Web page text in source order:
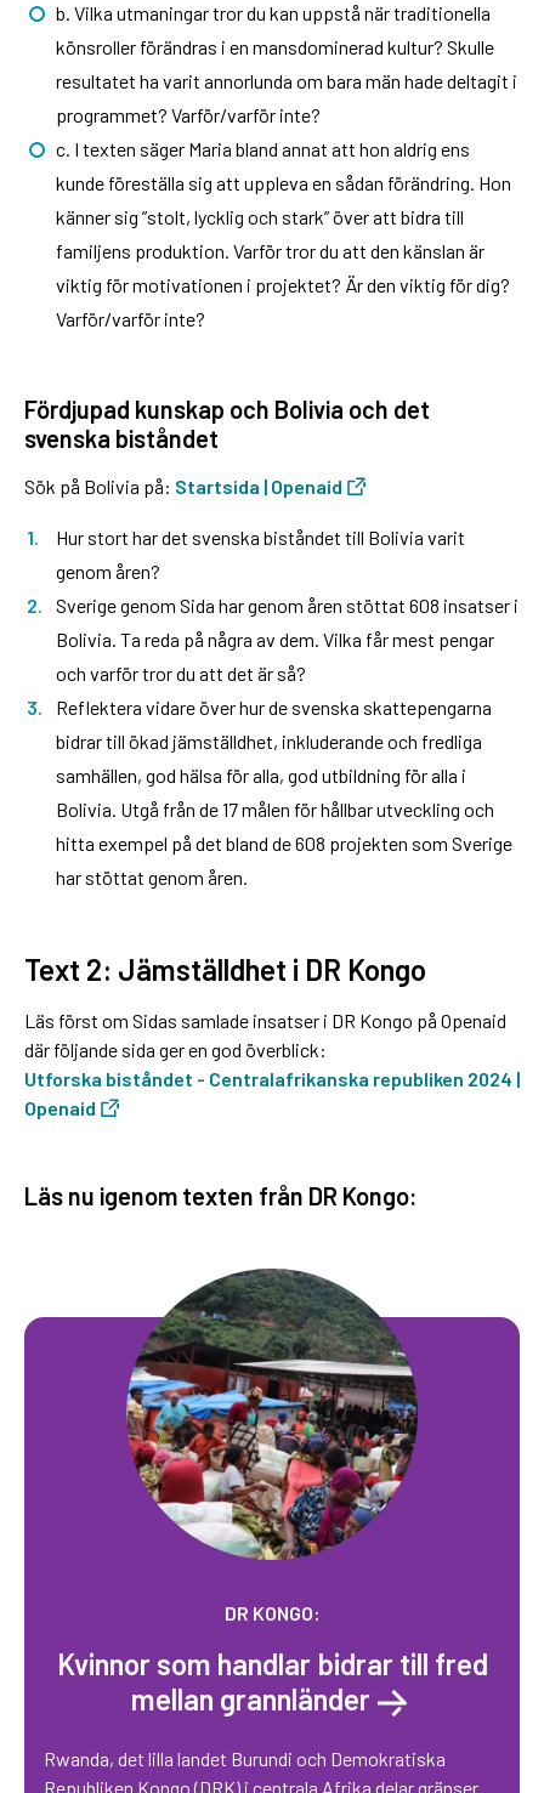
b. Vilka utmaningar tror du kan uppstå när traditionella
könsroller förändras i en mansdominerad kultur? Skulle
resultatet ha varit annorlunda om bara män hade deltagit i
programmet? Varför/varför inte?
c. I texten säger Maria bland annat att hon aldrig ens
kunde föreställa sig att uppleva en sådan förändring. Hon
känner sig ”stolt, lycklig och stark” över att bidra till
familjens produktion. Varför tror du att den känslan är
viktig för motivationen i projektet? Är den viktig för dig?
Varför/varför inte?
Fördjupad kunskap och Bolivia och det
svenska biståndet
Sök på Bolivia på: Startsida | Openaid
Hur stort har det svenska biståndet till Bolivia varit
genom åren?
Sverige genom Sida har genom åren stöttat 608 insatser i
Bolivia. Ta reda på några av dem. Vilka får mest pengar
och varför tror du att det är så?
Reflektera vidare över hur de svenska skattepengarna
bidrar till ökad jämställdhet, inkluderande och fredliga
samhällen, god hälsa för alla, god utbildning för alla i
Bolivia. Utgå från de 17 målen för hållbar utveckling och
hitta exempel på det bland de 608 projekten som Sverige
har stöttat genom åren.
Text 2: Jämställdhet i DR Kongo
Läs först om Sidas samlade insatser i DR Kongo på Openaid
där följande sida ger en god överblick:
Utforska biståndet - Centralafrikanska republiken 2024 |
Openaid
Läs nu igenom texten från DR Kongo:
Kvinnor som handlar bidrar till fred
mellan grannländer
DR KONGO:
Rwanda, det lilla landet Burundi och Demokratiska
Republiken Kongo (DRK) i centrala Afrika delar gränser.